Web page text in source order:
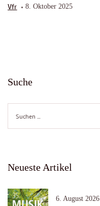
Vfr 8. Oktober 2025
Suche
nach:
Neueste Artikel
6. August 2026